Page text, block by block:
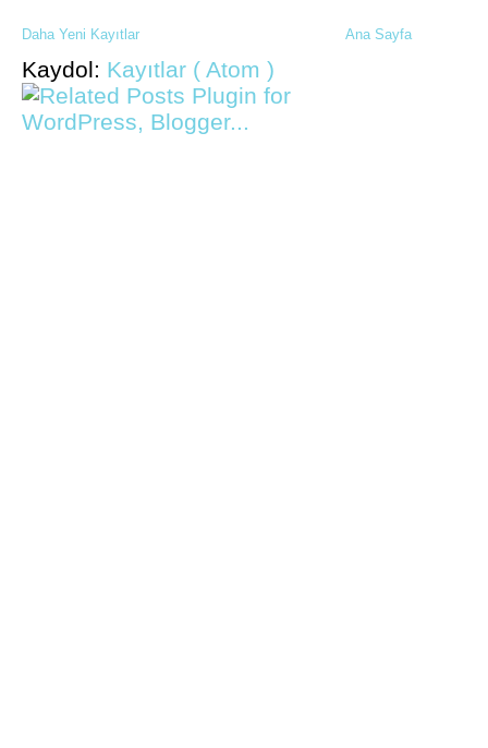
Daha Yeni Kayıtlar Ana Sayfa
Kaydol: Kayıtlar ( Atom )